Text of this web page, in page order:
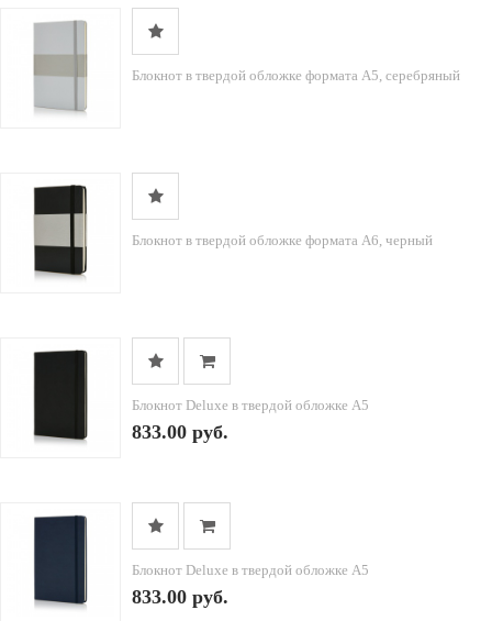
Блокнот в твердой обложке формата A5, серебряный
Блокнот в твердой обложке формата A6, черный
Блокнот Deluxe в твердой обложке A5
833.00 руб.
Блокнот Deluxe в твердой обложке A5
833.00 руб.